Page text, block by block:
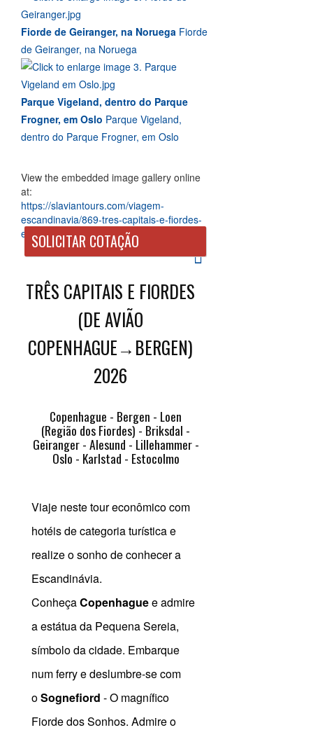
Fiorde de Geiranger, na Noruega Fiorde
de Geiranger, na Noruega
Parque Vigeland, dentro do Parque
Frogner, em Oslo Parque Vigeland,
dentro do Parque Frogner, em Oslo
View the embedded image gallery online
at:
https://slaviantours.com/viagem-
escandinavia/869-tres-capitais-e-fiordes-
economico#sigProId141fa77915
ㅤㅤSOLICITAR COTAÇÃO
TRÊS CAPITAIS E FIORDES
(DE AVIÃO
COPENHAGUE→BERGEN)
2026
Copenhague - Bergen - Loen
(Região dos Fiordes) - Briksdal -
Geiranger - Alesund - Lillehammer -
Oslo - Karlstad - Estocolmo
Viaje neste tour econômico com
hotéis de categoria turística e
realize o sonho de conhecer a
Escandinávia.
ConheçaCopenhaguee admire
a estátua da Pequena Sereia,
símbolo da cidade. Embarque
num ferry e deslumbre-se com
oSognefiord - O magnífico
Fiorde dos Sonhos. Admire o